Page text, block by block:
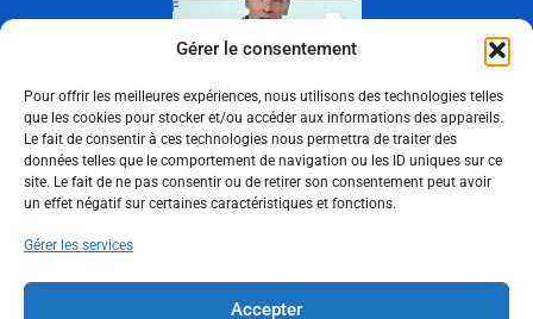
Gérer le consentement
Pour offrir les meilleures expériences, nous utilisons des technologies telles
que les cookies pour stocker et/ou accéder aux informations des appareils.
Le fait de consentir à ces technologies nous permettra de traiter des
données telles que le comportement de navigation ou les ID uniques sur ce
site. Le fait de ne pas consentir ou de retirer son consentement peut avoir
un effet négatif sur certaines caractéristiques et fonctions.
Gérer les services
Accepter
Suivez-nous